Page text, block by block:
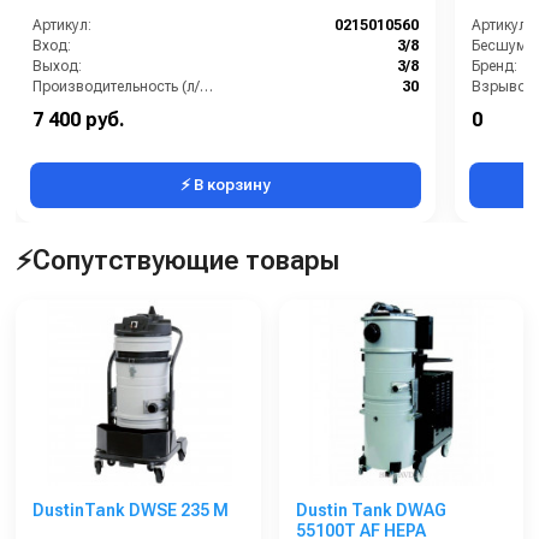
Артикул:
0215010560
Вход:
3/8
Выход:
3/8
Производительность (л/мин):
30
Температура (°C):
Рабочее давление (бар):
7 400 руб.
⚡ В корзину
Артикул:
Бренд:
0
⚡Сопутствующие товары
DustinTank DWSE 235 M
Dustin Tank DWAG
55100T AF HEPA